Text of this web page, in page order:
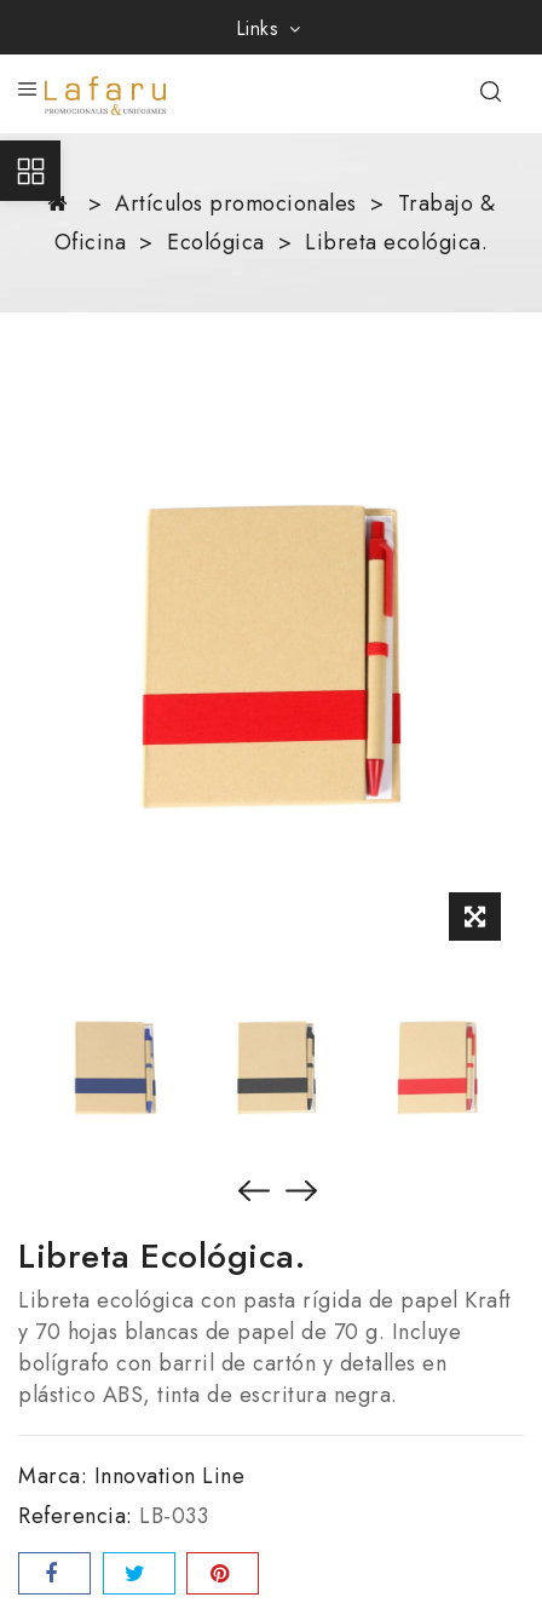
Links
Artículos promocionales
Trabajo &
Oficina
Ecológica Libreta ecológica.
Libreta Ecológica.
Libreta ecológica con pasta rígida de papel Kraft
y 70 hojas blancas de papel de 70 g. Incluye
bolígrafo con barril de cartón y detalles en
plástico ABS, tinta de escritura negra.
Marca: Innovation Line
Referencia: LB-033